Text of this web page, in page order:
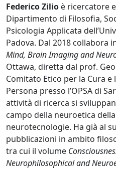
Federico Zilio è ricercatore
Dipartimento di Filosofia,
Psicologia Applicata
Padova. Dal 2018 collabora
Mind, Brain Imaging and
Ottawa, diretta dal prof.
Comitato Etico per la Cura e
Persona presso l’OPSA di
attività di ricerca si
campo della neuroetica
neurotecnologie. Ha già al
pubblicazioni in ambito
tra cui il volume
Neurophilosophical and